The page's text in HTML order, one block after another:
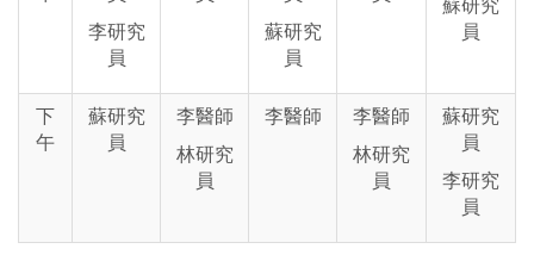
李研究
員
蘇研究
員
蘇研究
員
下
午
蘇研究
員
李醫師
林研究
員
李醫師
李醫師
林研究
員
蘇研究
員
李研究
員